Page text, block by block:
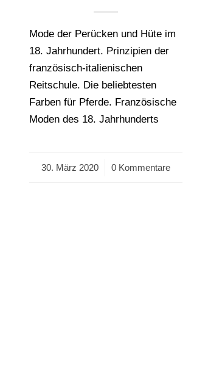
Mode der Perücken und Hüte im
18. Jahrhundert. Prinzipien der
französisch-italienischen
Reitschule. Die beliebtesten
Farben für Pferde. Französische
Moden des 18. Jahrhunderts
30. März 2020
/ 0 Kommentare